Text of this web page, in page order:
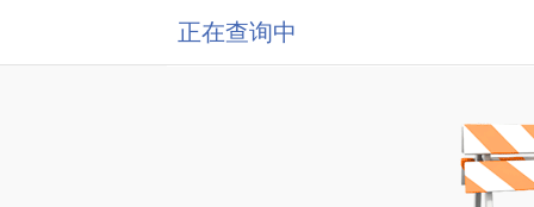
正在查询中